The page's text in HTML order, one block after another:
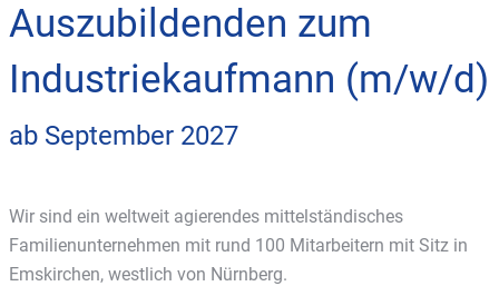
Auszubildenden zum
Industriekaufmann (m/w/d)
ab September 2027
Wir sind ein weltweit agierendes mittelständisches
Familienunternehmen mit rund 100 Mitarbeitern mit Sitz in
Emskirchen, westlich von Nürnberg.